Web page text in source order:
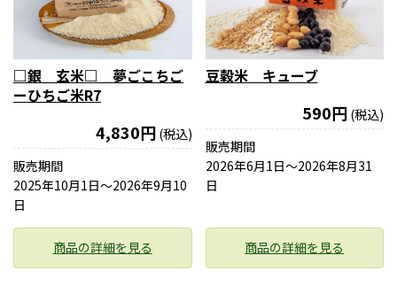
□銀 玄米□ 夢ごこちご
ーひちご米R7
4,830円 (税込)
販売期間
2025年10月1日〜2026年9月10
日
商品の詳細を見る
豆穀米 キューブ
590円 (税込)
販売期間
2026年6月1日〜2026年8月31
日
商品の詳細を見る